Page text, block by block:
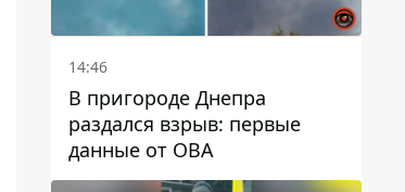
14:46
В пригороде Днепра
раздался взрыв: первые
данные от ОВА